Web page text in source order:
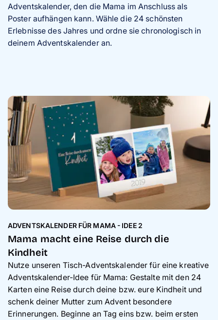
Adventskalender, den die Mama im Anschluss als
Poster aufhängen kann. Wähle die 24 schönsten
Erlebnisse des Jahres und ordne sie chronologisch in
deinem Adventskalender an.
ADVENTSKALENDER FÜR MAMA - IDEE 2
Mama macht eine Reise durch die
Kindheit
Nutze unseren Tisch-Adventskalender für eine kreative
Adventskalender-Idee für Mama: Gestalte mit den 24
Karten eine Reise durch deine bzw. eure Kindheit und
schenk deiner Mutter zum Advent besondere
Erinnerungen. Beginne an Tag eins bzw. beim ersten